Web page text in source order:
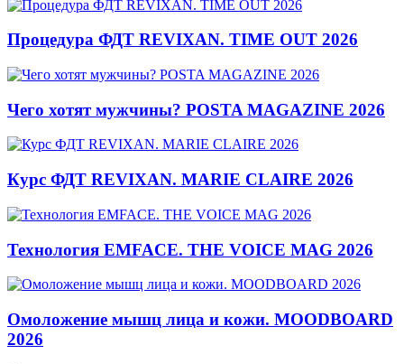
Процедура ФДТ REVIXAN. TIME OUT 2026
Чего хотят мужчины? POSTA MAGAZINE 2026
Курс ФДТ REVIXAN. MARIE CLAIRE 2026
Технология EMFACE. THE VOICE MAG 2026
Омоложение мышц лица и кожи. MOODBOARD
2026